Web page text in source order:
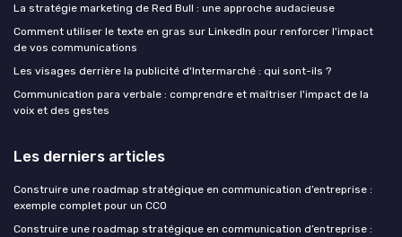
La stratégie marketing de Red Bull : une approche audacieuse
Comment utiliser le texte en gras sur LinkedIn pour renforcer l'impact
de vos communications
Les visages derrière la publicité d'Intermarché : qui sont-ils ?
Communication para verbale : comprendre et maîtriser l'impact de la
voix et des gestes
Les derniers articles
Construire une roadmap stratégique en communication d’entreprise :
exemple complet pour un CCO
Construire une roadmap stratégique en communication d’entreprise :